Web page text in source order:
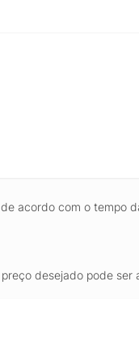
acordo com o tempo
desejado pode ser